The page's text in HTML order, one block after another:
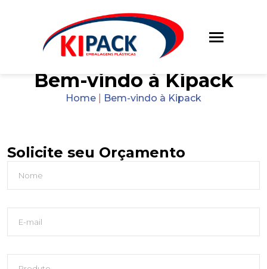
Bem-vindo à Kipack
Home Bem-vindo à Kipack
Solicite seu Orçamento